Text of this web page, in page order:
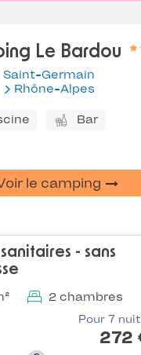
Le Bardou
Saint-Germain
Rhône-Alpes
Bar
le camping
- sans
2 chambres
Pour 7
272